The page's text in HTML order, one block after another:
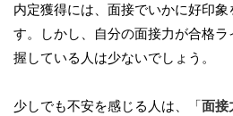
内定獲得には、面接でいかに好印
す。しかし、自分の面接力が合格
握している人は少ないでしょう。
少しでも不安を感じる人は、「面接